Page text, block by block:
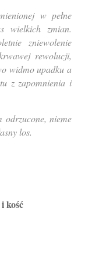
w pełne
wielkich zmian.
zniewolenie
rewolucji,
widmo upadku a
z zapomnienia i
odrzucone, nieme
los.
kość